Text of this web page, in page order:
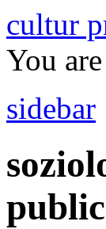
cultur
You
sidebar